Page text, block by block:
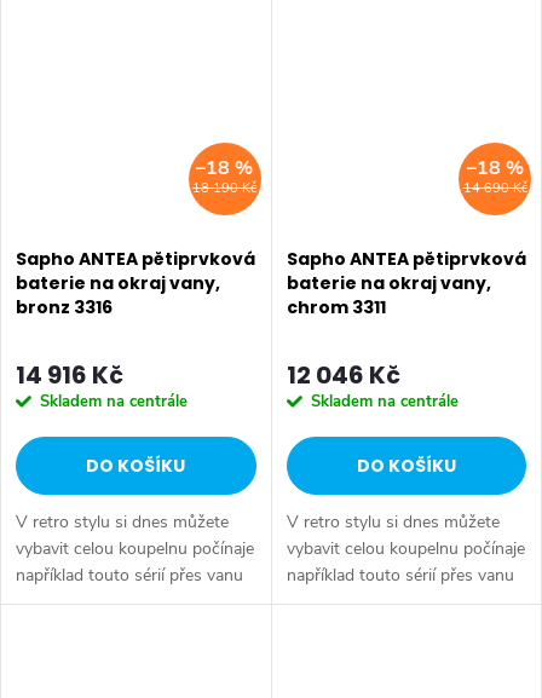
18 190 Kč
–18 %
Sapho ANTEA pětiprvková
baterie na okraj vany,
bronz 3316
14 916 Kč
Skladem na centrále
DO KOŠÍKU
V retro stylu si dnes můžete
vybavit celou koupelnu počínaje
například touto sérií přes vanu
Retro, doplňky Diamond až po
14 690 Kč
–18 %
Sapho ANTEA pětiprvková
baterie na okraj vany,
chrom 3311
12 046 Kč
Skladem na centrále
DO KOŠÍKU
V retro stylu si dnes můžete
vybavit celou koupelnu počínaje
například touto sérií přes vanu
Retro, doplňky Diamond až po